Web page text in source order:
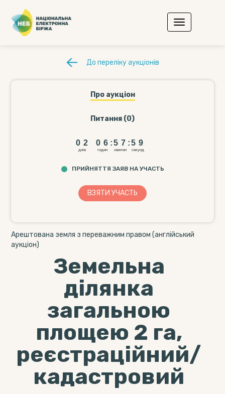
До переліку аукціонів
Про аукціон
Питання (0)
0 2
днiв
0 6
годин
:5 7
хвилин
:5 8
секунд
ПРИЙНЯТТЯ ЗАЯВ НА УЧАСТЬ
ВЗЯТИ УЧАCТЬ
Арештована земля з переважним правом (англійський
аукціон)
Земельна
ділянка
загальною
площею 2 га,
реєстраційний/
кадастровий